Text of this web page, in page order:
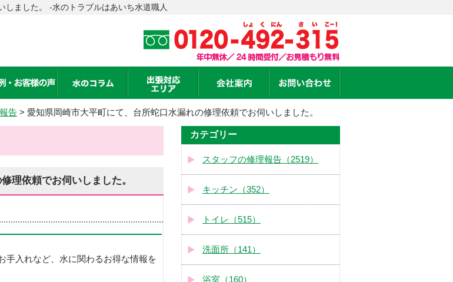
しました。 -水のトラブルはあいち水道職人
告 > 愛知県岡崎市大平町にて、台所蛇口水漏れの修理依頼でお伺いしました。
理依頼でお伺いしました。
手入れなど、水に関わるお得な情報を
カテゴリー
スタッフの修理報告（2519）
キッチン（352）
トイレ（515）
洗面所（141）
浴室（160）